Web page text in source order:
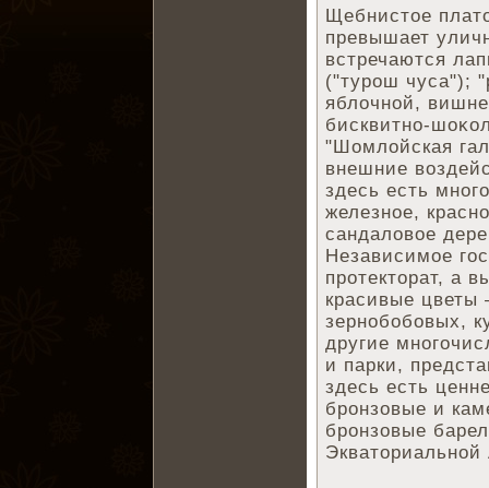
Щебнистое
превышает
встречаются
("турош чуса");
яблочной,
бисквитно-
"Шомлойская
внешние
здесь есть
железное,
сандаловое
Независимое
протекторат, а
красивые цветы
зернобобовых,
другие
и парки,
здесь есть
бронзовые и
бронзовые